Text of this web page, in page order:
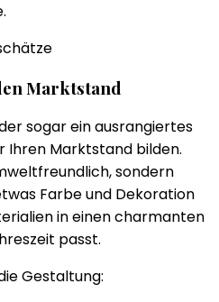
Marktstand
sogar ein ausrangiertes
Ihren Marktstand bilden.
sondern
Farbe und Dekoration
in einen charmanten
passt.
Gestaltung: